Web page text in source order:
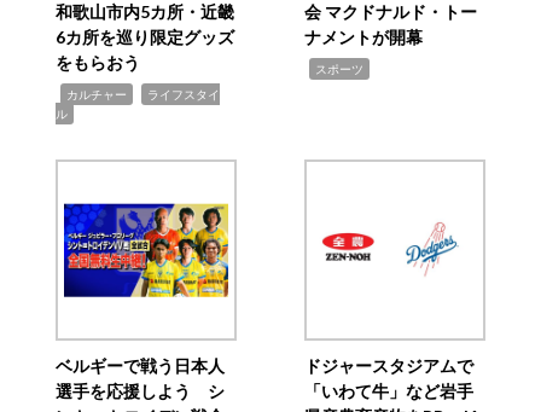
和歌山市内5カ所・近畿
6カ所を巡り限定グッズ
をもらおう
カルチャー
ライフスタイ
ル
会 マクドナルド・トー
ナメントが開幕
スポーツ
ベルギーで戦う日本人
選手を応援しよう シ
ドジャースタジアムで
「いわて牛」など岩手